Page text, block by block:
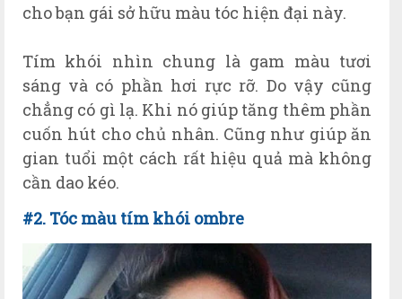
cho bạn gái sở hữu màu tóc hiện đại này.
Tím khói nhìn chung là gam màu tươi
sáng và có phần hơi rực rỡ. Do vậy cũng
chẳng có gì lạ. Khi nó giúp tăng thêm phần
cuốn hút cho chủ nhân. Cũng như giúp ăn
gian tuổi một cách rất hiệu quả mà không
cần dao kéo.
#2. Tóc màu tím khói ombre